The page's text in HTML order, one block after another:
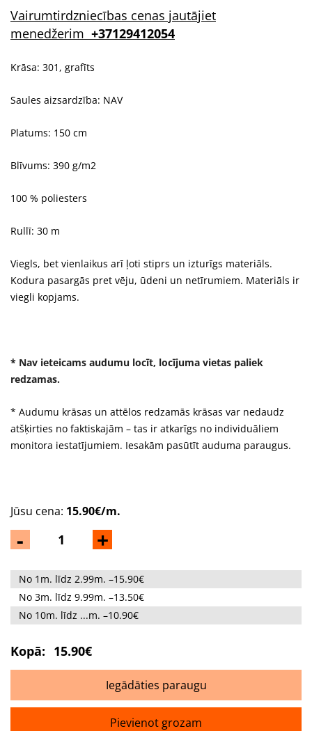
Vairumtirdzniecības cenas jautājiet
menedžerim +37129412054
Krāsa: 301, grafīts
Saules aizsardzība: NAV
Platums: 150 cm
Blīvums: 390 g/m2
100 % poliesters
Rullī: 30 m
Viegls, bet vienlaikus arī ļoti stiprs un izturīgs materiāls.
Kodura pasargās pret vēju, ūdeni un netīrumiem. Materiāls ir
viegli kopjams.
* Nav ieteicams audumu locīt, locījuma vietas paliek
redzamas.
* Audumu krāsas un attēlos redzamās krāsas var nedaudz
atšķirties no faktiskajām – tas ir atkarīgs no individuāliem
monitora iestatījumiem. Iesakām pasūtīt auduma paraugus.
- +
Jūsu cena: 15.90€/m.
No 1m. līdz 2.99m. –15.90€
No 3m. līdz 9.99m. –13.50€
No 10m. līdz ...m. –10.90€
Kopā: 15.90€
Iegādāties paraugu
Pievienot grozam